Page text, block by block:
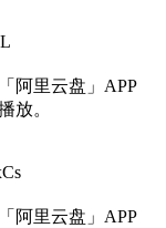
阿里云盘」APP
放。
阿里云盘」APP